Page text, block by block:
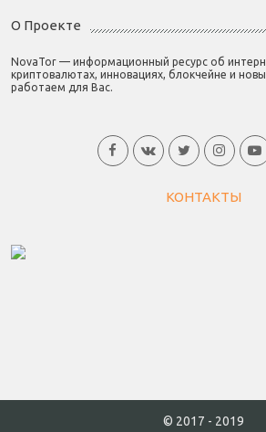
О Проекте
NovaTor — информационный ресурс об
криптовалютах, инновациях, блокчейне и
работаем для Вас.
КОНТАКТЫ
© 2017 - 2019